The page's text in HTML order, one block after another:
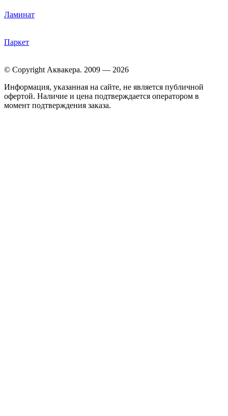
Ламинат
Паркет
© Copyright Аквакера. 2009 — 2026
Информация, указанная на сайте, не является публичной
офертой. Наличие и цена подтверждается оператором в
момент подтверждения заказа.